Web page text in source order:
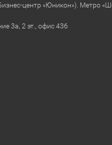
центр «Юникон»). Метро
3а, 2 эт., офис 436